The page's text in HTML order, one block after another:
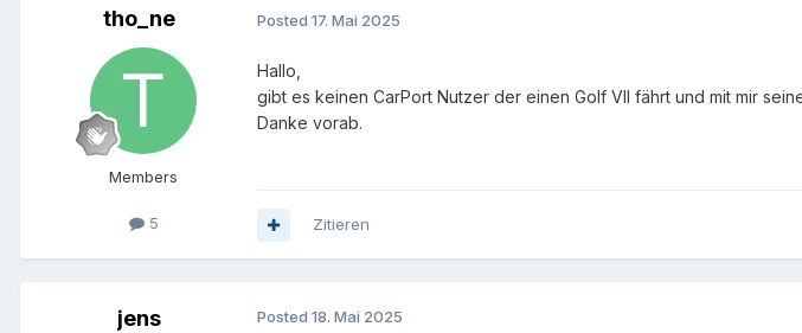
tho_ne
Members
5
Posted 17. Mai 2025
Hallo,
gibt es keinen CarPort Nutzer der einen Golf VII fährt und mit mir
Danke vorab.
Zitieren
jens Posted 18. Mai 2025